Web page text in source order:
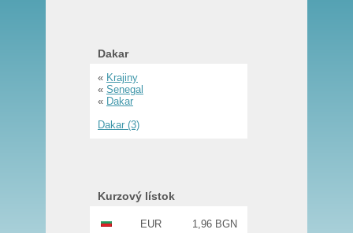
Dakar
« Krajiny
« Senegal
« Dakar
Dakar (3)
Kurzový lístok
EUR 1,96 BGN